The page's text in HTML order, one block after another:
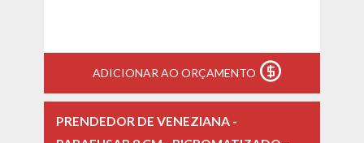
ADICIONAR AO ORÇAMENTO
PRENDEDOR DE VENEZIANA -